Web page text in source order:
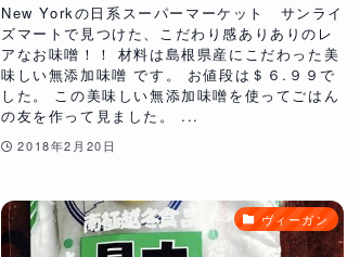
New Yorkの日系スーパーマーケット サンライ
ズマートで見つけた、こだわり感ありありのレ
アなお味噌！！ 材料は島根県産にこだわった美
味しい無添加味噌 です。 お値段は＄６.９９で
した。 この美味しい無添加味噌を使ってごはん
の友を作って見ました。 ...
2018年2月20日
ヴィーガン